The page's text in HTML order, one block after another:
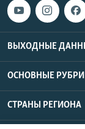
ВЫХОДНЫЕ
ОСНОВНЫЕ
СТРАНЫ РЕГИОНА